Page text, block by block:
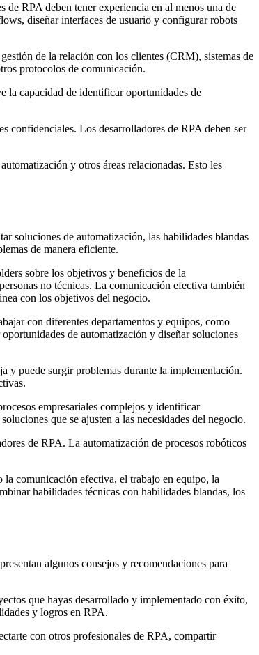
de RPA deben tener experiencia en al menos una de
diseñar interfaces de usuario y configurar robots
de la relación con los clientes (CRM), sistemas de
protocolos de comunicación.
la capacidad de identificar oportunidades de
confidenciales. Los desarrolladores de RPA deben ser
y otros áreas relacionadas. Esto les
soluciones de automatización, las habilidades blandas
de manera eficiente.
sobre los objetivos y beneficios de la
no técnicas. La comunicación efectiva también
con los objetivos del negocio.
con diferentes departamentos y equipos, como
de automatización y diseñar soluciones
y puede surgir problemas durante la implementación.
empresariales complejos y identificar
que se ajusten a las necesidades del negocio.
de RPA. La automatización de procesos robóticos
la comunicación efectiva, el trabajo en equipo, la
habilidades técnicas con habilidades blandas, los
algunos consejos y recomendaciones para
que hayas desarrollado y implementado con éxito,
y logros en RPA.
con otros profesionales de RPA, compartir